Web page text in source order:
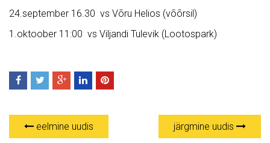
24.september 16.30 vs Võru Helios (võõrsil)
1.oktoober 11:00 vs Viljandi Tulevik (Lootospark)
eelmine uudis järgmine uudis